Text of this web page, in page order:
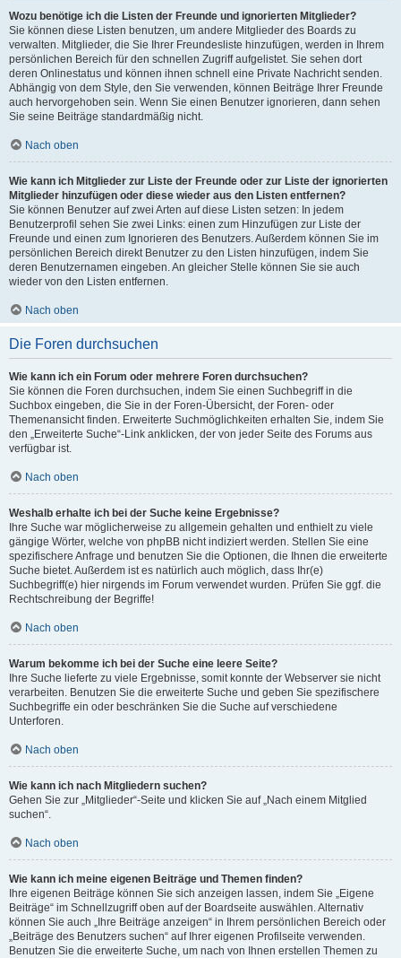
Wozu benötige ich die Listen der Freunde und ignorierten Mitglieder?
Sie können diese Listen benutzen, um andere Mitglieder des Boards zu
verwalten. Mitglieder, die Sie Ihrer Freundesliste hinzufügen, werden in Ihrem
persönlichen Bereich für den schnellen Zugriff aufgelistet. Sie sehen dort
deren Onlinestatus und können ihnen schnell eine Private Nachricht senden.
Abhängig von dem Style, den Sie verwenden, können Beiträge Ihrer Freunde
auch hervorgehoben sein. Wenn Sie einen Benutzer ignorieren, dann sehen
Sie seine Beiträge standardmäßig nicht.
Nach oben
Wie kann ich Mitglieder zur Liste der Freunde oder zur Liste der ignorierten
Mitglieder hinzufügen oder diese wieder aus den Listen entfernen?
Sie können Benutzer auf zwei Arten auf diese Listen setzen: In jedem
Benutzerprofil sehen Sie zwei Links: einen zum Hinzufügen zur Liste der
Freunde und einen zum Ignorieren des Benutzers. Außerdem können Sie im
persönlichen Bereich direkt Benutzer zu den Listen hinzufügen, indem Sie
deren Benutzernamen eingeben. An gleicher Stelle können Sie sie auch
wieder von den Listen entfernen.
Nach oben
Die Foren durchsuchen
Wie kann ich ein Forum oder mehrere Foren durchsuchen?
Sie können die Foren durchsuchen, indem Sie einen Suchbegriff in die
Suchbox eingeben, die Sie in der Foren-Übersicht, der Foren- oder
Themenansicht finden. Erweiterte Suchmöglichkeiten erhalten Sie, indem Sie
den „Erweiterte Suche“-Link anklicken, der von jeder Seite des Forums aus
verfügbar ist.
Nach oben
Weshalb erhalte ich bei der Suche keine Ergebnisse?
Ihre Suche war möglicherweise zu allgemein gehalten und enthielt zu viele
gängige Wörter, welche von phpBB nicht indiziert werden. Stellen Sie eine
spezifischere Anfrage und benutzen Sie die Optionen, die Ihnen die erweiterte
Suche bietet. Außerdem ist es natürlich auch möglich, dass Ihr(e)
Suchbegriff(e) hier nirgends im Forum verwendet wurden. Prüfen Sie ggf. die
Rechtschreibung der Begriffe!
Nach oben
Warum bekomme ich bei der Suche eine leere Seite?
Ihre Suche lieferte zu viele Ergebnisse, somit konnte der Webserver sie nicht
verarbeiten. Benutzen Sie die erweiterte Suche und geben Sie spezifischere
Suchbegriffe ein oder beschränken Sie die Suche auf verschiedene
Unterforen.
Nach oben
Wie kann ich nach Mitgliedern suchen?
Gehen Sie zur „Mitglieder“-Seite und klicken Sie auf „Nach einem Mitglied
suchen“.
Nach oben
Wie kann ich meine eigenen Beiträge und Themen finden?
Ihre eigenen Beiträge können Sie sich anzeigen lassen, indem Sie „Eigene
Beiträge“ im Schnellzugriff oben auf der Boardseite auswählen. Alternativ
können Sie auch „Ihre Beiträge anzeigen“ in Ihrem persönlichen Bereich oder
„Beiträge des Benutzers suchen“ auf Ihrer eigenen Profilseite verwenden.
Benutzen Sie die erweiterte Suche, um nach von Ihnen erstellen Themen zu